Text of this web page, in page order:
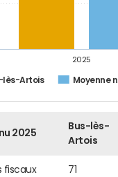
lès-Artois Moyenne
2025
2025
Bus-lès-
Artois
fiscaux 71